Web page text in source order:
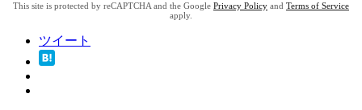
This site is protected by reCAPTCHA and the Google Privacy Policy and Terms of Service
apply.
ツイート